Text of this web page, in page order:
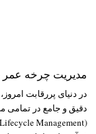
مدیریت چرخه عمر
در دنیای پررقابت
دقیق و جامع در